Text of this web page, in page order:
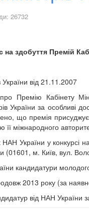
26732
здобуття Премій
України від 21.11.2007
Премію Кабінету
України за особливі
що премія
її міжнародного
України у конкурсі
(01601, м. Київ, вул.
кандидатури
2013 року (за
від НАН